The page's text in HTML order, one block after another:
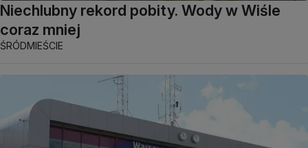
Niechlubny rekord pobity. Wody w Wiśle
coraz mniej
ŚRÓDMIEŚCIE